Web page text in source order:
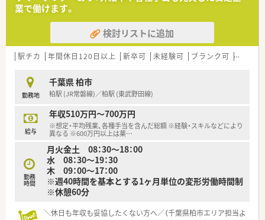
■全社平均の残業時間は月10時間程度と非常に少なく、発生し
た残業代は1分単位で全額支給されるため誠実です。
■有給休暇の消化率は86パーセントに達しており、周囲と協力
しながら希望の休みを取得しやすい環境です。
■門前のクリニックが定時で終了するため大幅な延長がなく、勤
【職場環境と雰囲気】
■常時3名から4名の薬剤師体制と3名の事務員を配置しており、
ゆとりを持って業務に取り組める環境を整えています。
■在籍するスタッフは同年代から30代くらいが多く、お互いに
フォローし合いながらチームワーク良く働いています。
■事務員がピッキングを担当する体制が構築されているため、薬
剤師は対人業務や丁寧なカウンセリングに専念できます。
【こんな取り組みをしています】
■患者様とLINEで繋がる独自のシステムを開発し、最新のITツ
ールを活用した業務効率化を推進しています。
援体制加算が取得できる最低限の範囲に留めています。
業で働けます。
検討リストに追加
駅チカ 年間休日120日以上 新卒可 未経験可 ブランク可 転勤な
勤務地
千葉県 柏市
柏駅 (JR常磐線)／柏駅 (東武野田線)
給与
年収510万円～700万円
※想定・平均残業、各種手当を含んだ総額 ※経験・スキルなどにより
異なる ※600万円以上は薬…
勤務
時間
月火金土 08：30～18：00
水 08：30～19：30
木 09：00～17：00
※週40時間を基本とする1ヶ月単位の変形労働時間制
※休憩60分
＼休日も年収も妥協したくない方へ／（千葉県柏市エリア担当よ